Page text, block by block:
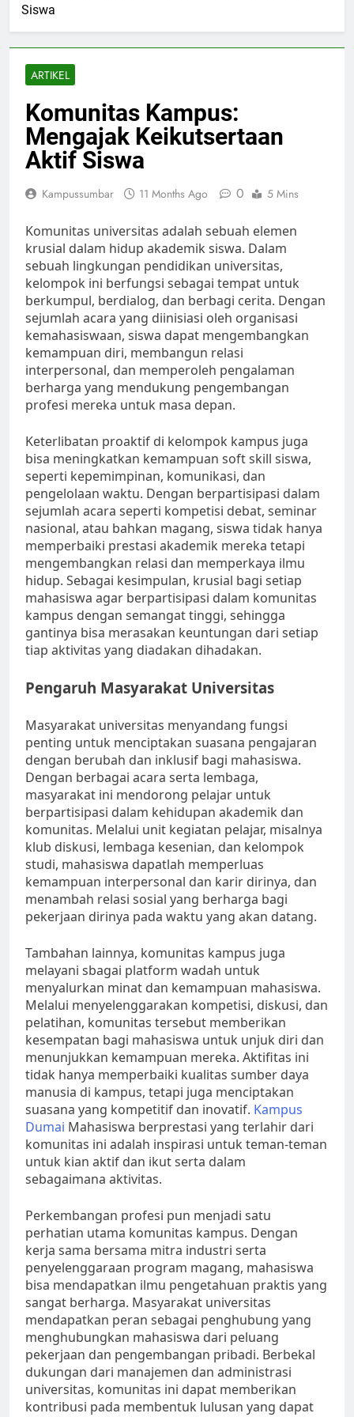
Siswa
ARTIKEL
Komunitas Kampus:
Mengajak Keikutsertaan
Aktif Siswa
Kampussumbar 11 Months Ago 0 5 Mins
Komunitas universitas adalah sebuah elemen
krusial dalam hidup akademik siswa. Dalam
sebuah lingkungan pendidikan universitas,
kelompok ini berfungsi sebagai tempat untuk
berkumpul, berdialog, dan berbagi cerita. Dengan
sejumlah acara yang diinisiasi oleh organisasi
kemahasiswaan, siswa dapat mengembangkan
kemampuan diri, membangun relasi
interpersonal, dan memperoleh pengalaman
berharga yang mendukung pengembangan
profesi mereka untuk masa depan.
Keterlibatan proaktif di kelompok kampus juga
bisa meningkatkan kemampuan soft skill siswa,
seperti kepemimpinan, komunikasi, dan
pengelolaan waktu. Dengan berpartisipasi dalam
sejumlah acara seperti kompetisi debat, seminar
nasional, atau bahkan magang, siswa tidak hanya
memperbaiki prestasi akademik mereka tetapi
mengembangkan relasi dan memperkaya ilmu
hidup. Sebagai kesimpulan, krusial bagi setiap
mahasiswa agar berpartisipasi dalam komunitas
kampus dengan semangat tinggi, sehingga
gantinya bisa merasakan keuntungan dari setiap
tiap aktivitas yang diadakan dihadakan.
Pengaruh Masyarakat Universitas
Masyarakat universitas menyandang fungsi
penting untuk menciptakan suasana pengajaran
dengan berubah dan inklusif bagi mahasiswa.
Dengan berbagai acara serta lembaga,
masyarakat ini mendorong pelajar untuk
berpartisipasi dalam kehidupan akademik dan
komunitas. Melalui unit kegiatan pelajar, misalnya
klub diskusi, lembaga kesenian, dan kelompok
studi, mahasiswa dapatlah memperluas
kemampuan interpersonal dan karir dirinya, dan
menambah relasi sosial yang berharga bagi
pekerjaan dirinya pada waktu yang akan datang.
Tambahan lainnya, komunitas kampus juga
melayani sbagai platform wadah untuk
menyalurkan minat dan kemampuan mahasiswa.
Melalui menyelenggarakan kompetisi, diskusi, dan
pelatihan, komunitas tersebut memberikan
kesempatan bagi mahasiswa untuk unjuk diri dan
menunjukkan kemampuan mereka. Aktifitas ini
tidak hanya memperbaiki kualitas sumber daya
manusia di kampus, tetapi juga menciptakan
suasana yang kompetitif dan inovatif. Kampus
Dumai Mahasiswa berprestasi yang terlahir dari
komunitas ini adalah inspirasi untuk teman-teman
untuk kian aktif dan ikut serta dalam
sebagaimana aktivitas.
Perkembangan profesi pun menjadi satu
perhatian utama komunitas kampus. Dengan
kerja sama bersama mitra industri serta
penyelenggaraan program magang, mahasiswa
bisa mendapatkan ilmu pengetahuan praktis yang
sangat berharga. Masyarakat universitas
mendapatkan peran sebagai penghubung yang
menghubungkan mahasiswa dari peluang
pekerjaan dan pengembangan pribadi. Berbekal
dukungan dari manajemen dan administrasi
universitas, komunitas ini dapat memberikan
kontribusi pada membentuk lulusan yang dapat